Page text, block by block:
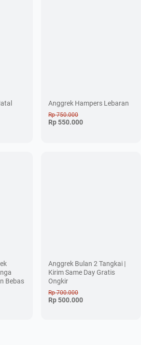
Anggrek Hampers Lebaran
Rp 750.000
Rp 550.000
Bebas
Anggrek Bulan 2 Tangkai |
Kirim Same Day Gratis
Ongkir
Rp 700.000
Rp 500.000